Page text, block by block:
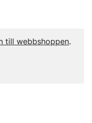
till webbshoppen.